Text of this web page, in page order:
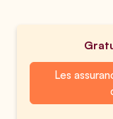
Les